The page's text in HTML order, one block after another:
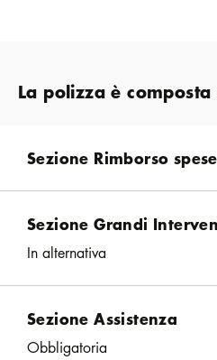
La polizza è
Sezione Rimborso
Sezione Grandi
In alternativa
Sezione Assistenza
Obbligatoria